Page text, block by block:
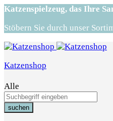
Katzenspielzeug, das Ihre
Stöbern Sie durch unser
Katzenshop
Alle
suchen